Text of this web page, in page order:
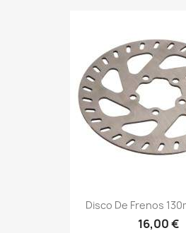
Disco De Frenos
16,00 €